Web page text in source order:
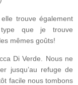
trouve également
que je trouve
mêmes goûts!
Di Verde. Nous ne
jusqu’au refuge de
facile nous tombons